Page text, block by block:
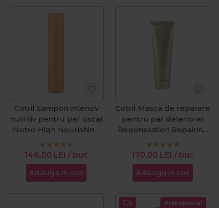
Cotril Sampon intensiv
nutritiv pentru par uscat
Nutro High Nourishing
Miracle 300ml
146,00 LEI / buc
Adauga in cos
Cotril Masca de reparare
pentru par deteriorat
Regeneration Repairing
Treatment 150ml
170,00 LEI / buc
Adauga in cos
Pret special